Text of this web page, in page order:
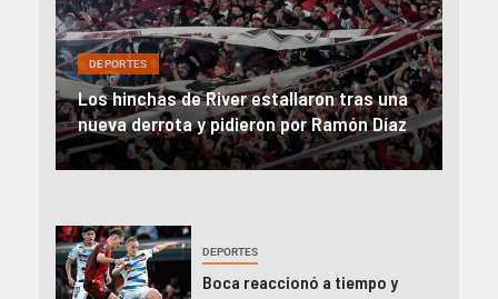
DEPORTES
River, en caída libre: perdió con Central y
el Monumental explotó
DEPORTES
Boca reaccionó a tiempo y